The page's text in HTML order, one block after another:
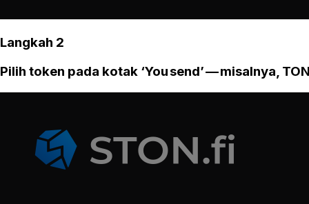
Langkah 2
Pilih token pada kotak ‘You send’ — misalnya,